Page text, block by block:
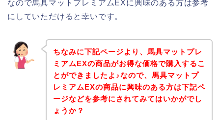
なので馬具マットプレミアムEXに興味のある方は参考
にしていただけると幸いです。
ちなみに下記ページより、馬具マットプレ
ミアムEXの商品がお得な価格で購入するこ
とができましたよ♪なので、馬具マットプ
レミアムEXの商品に興味のある方は下記ペ
ージなどを参考にされてみてはいかがでし
ょうか？